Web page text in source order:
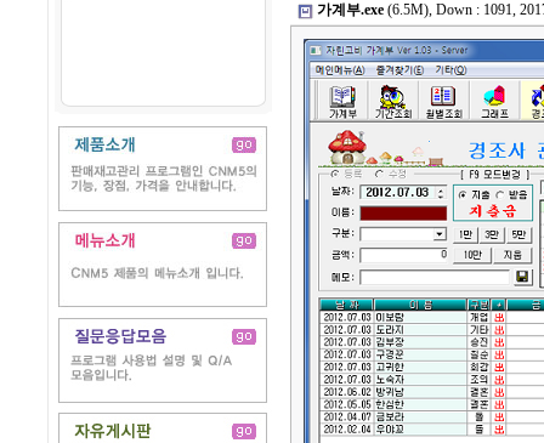
가계부.exe(6.5M), Down : 1091,